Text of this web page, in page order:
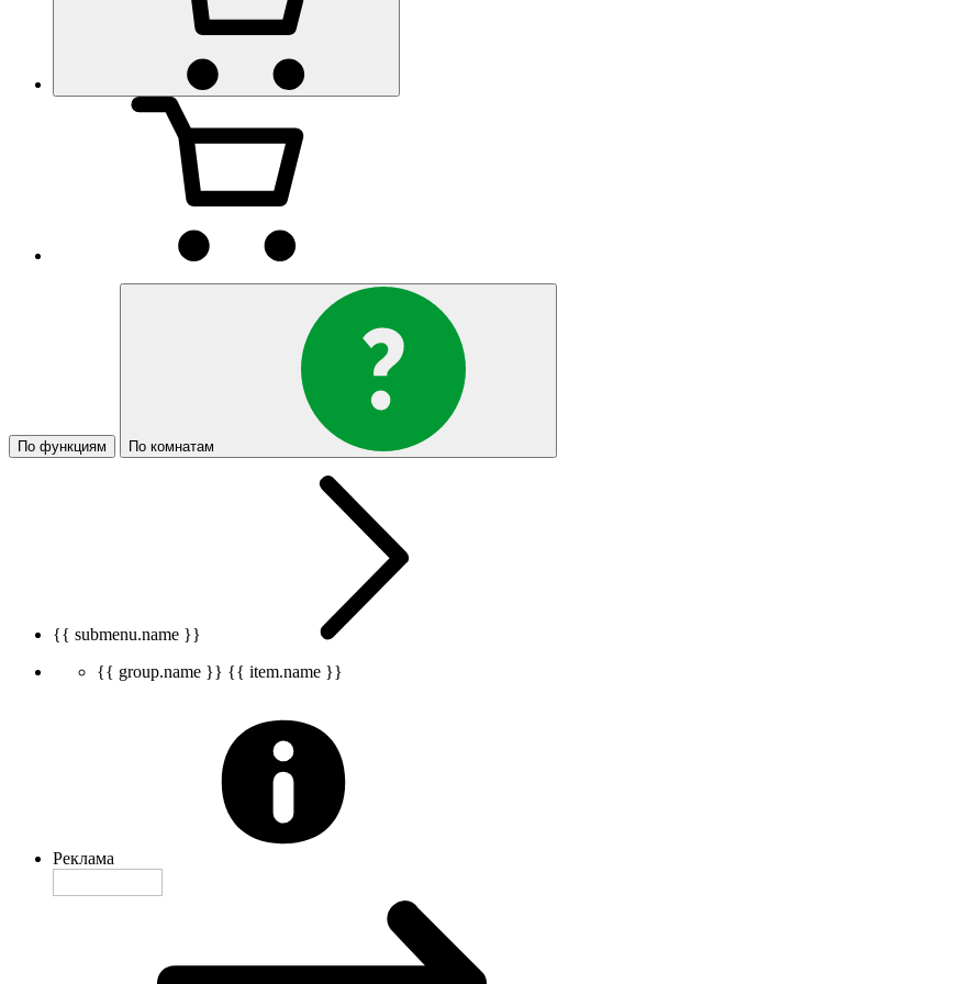
По функциям По комнатам
{{ submenu.name }}
{{ group.name }} {{ item.name }}
Реклама